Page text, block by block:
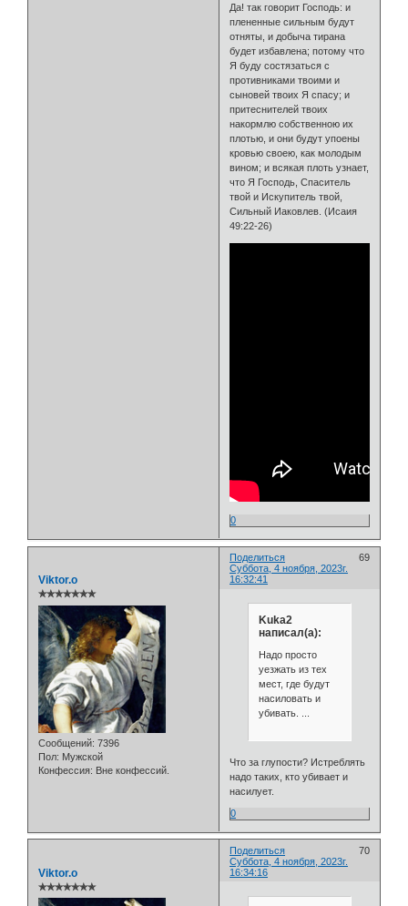
Да! так говорит Господь: и
плененные сильным будут
отняты, и добыча тирана
будет избавлена; потому что
Я буду состязаться с
противниками твоими и
сыновей твоих Я спасу; и
притеснителей твоих
накормлю собственною их
плотью, и они будут упоены
кровью своею, как молодым
вином; и всякая плоть узнает,
что Я Господь, Спаситель
твой и Искупитель твой,
Сильный Иаковлев. (Исаия
49:22-26)
0
Поделиться
69
Суббота, 4 ноября, 2023г.
16:32:41
Viktor.o
✯✯✯✯✯✯✯
Сообщений: 7396
Пол: Мужской
Конфессия: Вне конфессий.
Kuka2
написал(а):
Надо просто
уезжать из тех
мест, где будут
насиловать и
убивать. ...
Что за глупости? Истреблять
надо таких, кто убивает и
насилует.
0
Поделиться
70
Суббота, 4 ноября, 2023г.
16:34:16
Viktor.o
✯✯✯✯✯✯✯